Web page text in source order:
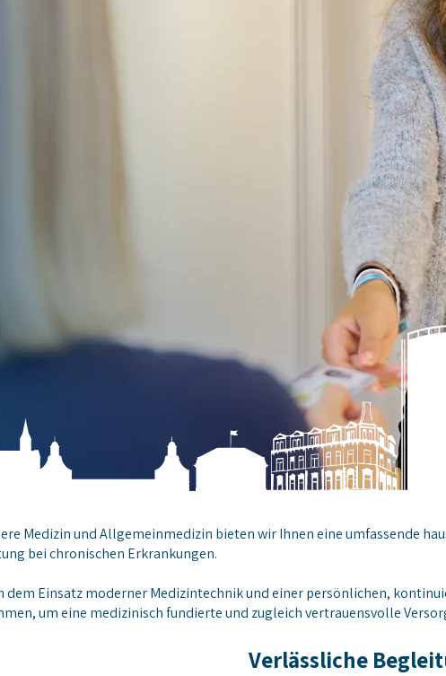
Medizin und Allgemeinmedizin bieten wir Ihnen eine umfassende
bei chronischen Erkrankungen.
dem Einsatz moderner Medizintechnik und einer persönlichen,
um eine medizinisch fundierte und zugleich vertrauensvolle
Verlässliche